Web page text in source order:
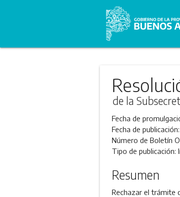
de la
Fecha de
Fecha de publicación:
Número de Boletín
Tipo de publicación:
Resumen
Rechazar el trámite